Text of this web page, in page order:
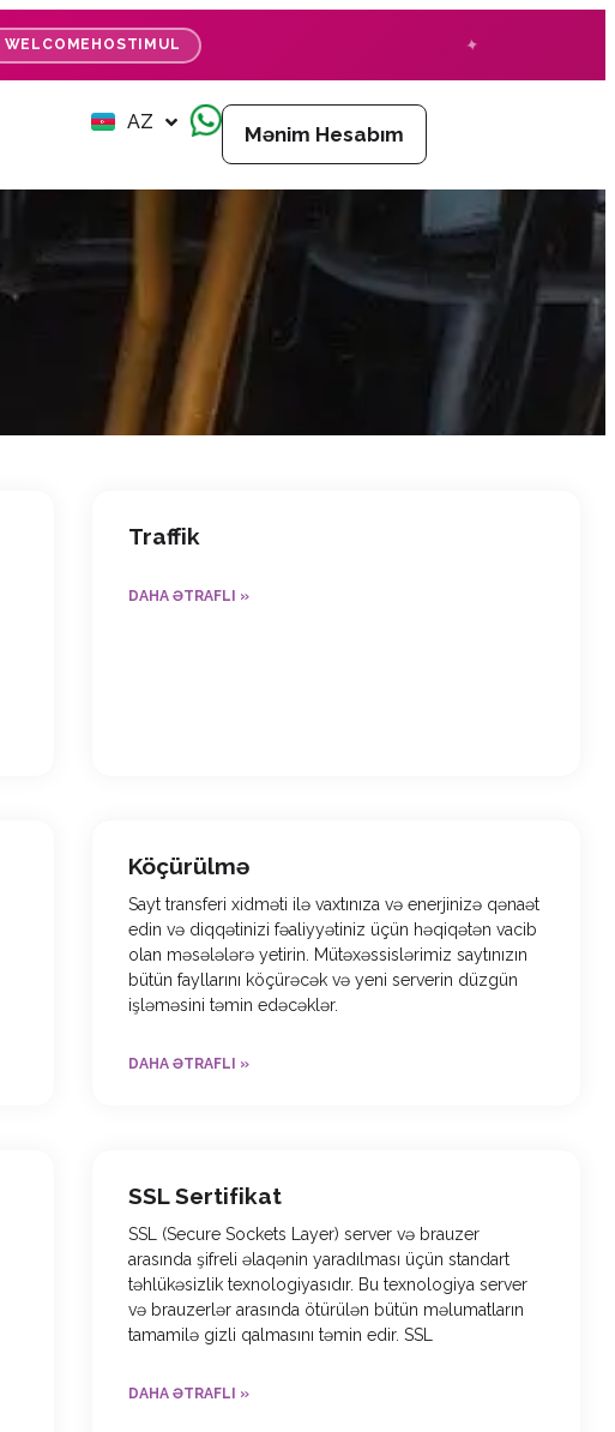
WELCOMEHOSTIMUL
AZ
EN
RU
Mənim Hesabım
Traffik
DAHA ƏTRAFLI »
Köçürülmə
Sayt transferi xidməti ilə vaxtınıza və enerjinizə qənaət
edin və diqqətinizi fəaliyyətiniz üçün həqiqətən vacib
olan məsələlərə yetirin. Mütəxəssislərimiz saytınızın
bütün fayllarını köçürəcək və yeni serverin düzgün
işləməsini təmin edəcəklər.
DAHA ƏTRAFLI »
SSL Sertifikat
SSL (Secure Sockets Layer) server və brauzer
arasında şifreli əlaqənin yaradılması üçün standart
təhlükəsizlik texnologiyasıdır. Bu texnologiya server
və brauzerlər arasında ötürülən bütün məlumatların
tamamilə gizli qalmasını təmin edir. SSL
DAHA ƏTRAFLI »